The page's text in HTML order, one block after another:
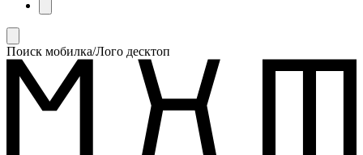
Поиск мобилка/Лого десктоп